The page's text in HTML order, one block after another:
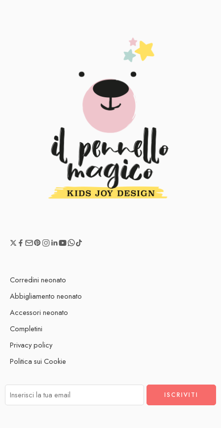
Corredini neonato
Abbigliamento neonato
Accessori neonato
Completini
Privacy policy
Politica sui Cookie